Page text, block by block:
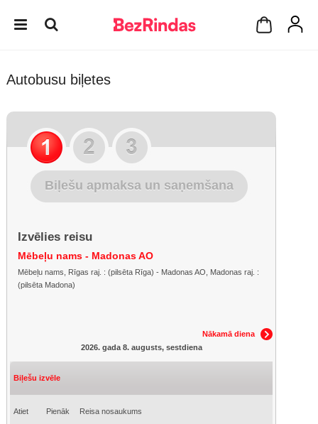
Autobusu biļetes
Biļešu apmaksa un saņemšana
Izvēlies reisu
Mēbeļu nams - Madonas AO
Mēbeļu nams, Rīgas raj. : (pilsēta Rīga) - Madonas AO, Madonas raj. :
(pilsēta Madona)
Nākamā diena
2026. gada 8. augusts, sestdiena
Biļešu izvēle
Atiet Pienāk Reisa nosaukums